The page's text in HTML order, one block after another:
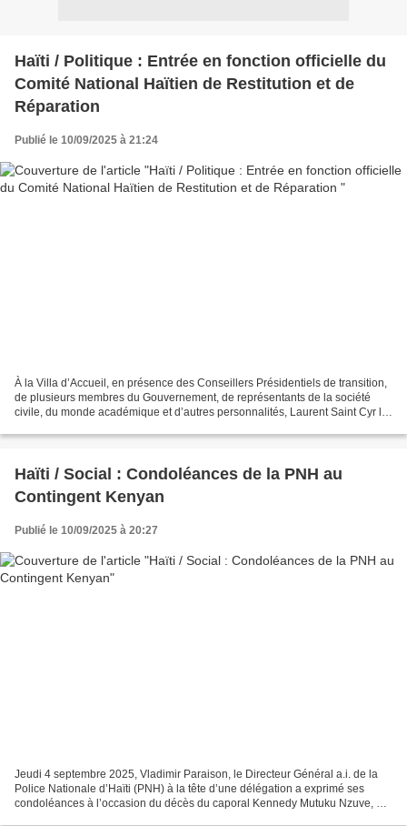
Haïti / Politique : Entrée en fonction officielle du
Comité National Haïtien de Restitution et de
Réparation
Publié le 10/09/2025 à 21:24
À la Villa d’Accueil, en présence des Conseillers Présidentiels de transition,
de plusieurs membres du Gouvernement, de représentants de la société
civile, du monde académique et d’autres personnalités, Laurent Saint Cyr le
Haïti / Social : Condoléances de la PNH au
Contingent Kenyan
Publié le 10/09/2025 à 20:27
Jeudi 4 septembre 2025, Vladimir Paraison, le Directeur Général a.i. de la
Police Nationale d’Haïti (PNH) à la tête d’une délégation a exprimé ses
condoléances à l’occasion du décès du caporal Kennedy Mutuku Nzuve, un